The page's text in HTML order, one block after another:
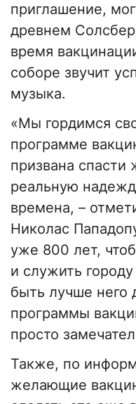
приглашение,
древнем
время
соборе звучит
музыка.
«Мы гордимся
программе
призвана
реальную
времена, –
Николас
уже 800 лет,
и служить
быть лучше него
программы
просто
Также, по
желающие